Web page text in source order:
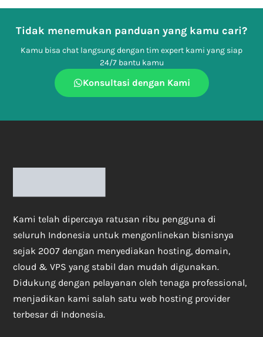
Tidak menemukan panduan yang kamu cari?
Kamu bisa chat langsung dengan tim expert kami yang siap
24/7 bantu kamu
Konsultasi dengan Kami
Kami telah dipercaya ratusan ribu pengguna di
seluruh Indonesia untuk mengonlinekan bisnisnya
sejak 2007 dengan menyediakan hosting, domain,
cloud & VPS yang stabil dan mudah digunakan.
Didukung dengan pelayanan oleh tenaga professional,
menjadikan kami salah satu web hosting provider
terbesar di Indonesia.